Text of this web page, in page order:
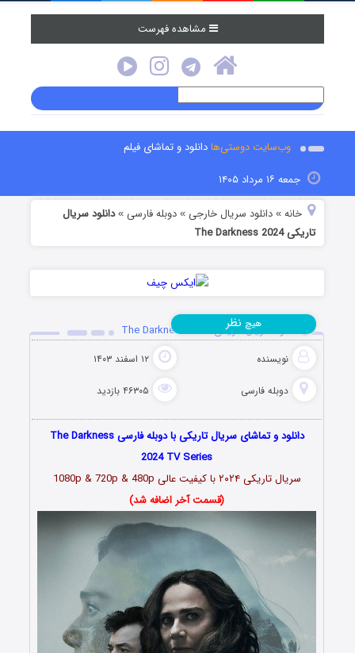
مشاهده فهرست
وب‌سایت دوستی‌هادانلود و تماشای فیلم
جمعه ۱۶ مرداد ۱۴۰۵
خانه »دانلود سریال خارجی »دوبله فارسی »دانلود سریال
تاریکی The Darkness 2024
دانلود سریال تاریکی The Darkness 2024
نویسنده ۱۲ اسفند ۱۴۰۳
دوبله فارسی ۴۶۳۰۵ بازدید
هیچ نظر
دانلود و تماشای سریال تاریکی با دوبله فارسی The Darkness
2024 TV Series
سریال تاریکی ۲۰۲۴ با کیفیت عالی 1080p & 720p & 480p
(قسمت آخر اضافه شد)